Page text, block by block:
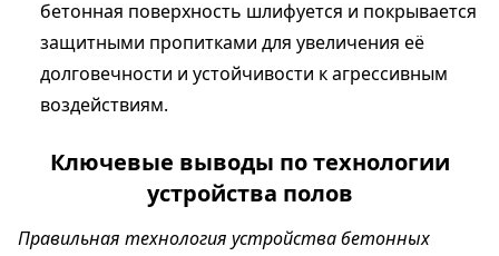
бетонная поверхность шлифуется и покрывается
защитными пропитками для увеличения её
долговечности и устойчивости к агрессивным
воздействиям.
Ключевые выводы по технологии
устройства полов
Правильная технология устройства бетонных